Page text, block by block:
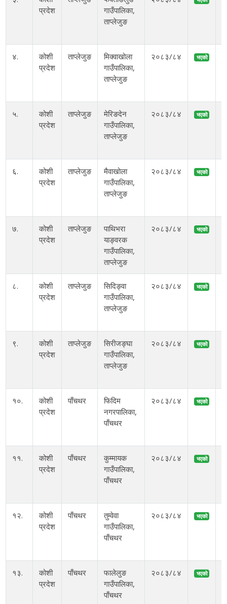
प्रदेश
गाउँपालिका,
ताप्लेजुङ
४.
कोशी
प्रदेश
ताप्लेजुङ
मिक्वाखोला
गाउँपालिका,
ताप्लेजुङ
२०८३/८४ भएको
५.
कोशी
प्रदेश
ताप्लेजुङ
मेरिङदेन
गाउँपालिका,
ताप्लेजुङ
२०८३/८४ भएको
६.
कोशी
प्रदेश
ताप्लेजुङ
मैवाखोला
गाउँपालिका,
ताप्लेजुङ
२०८३/८४ भएको
७.
कोशी
प्रदेश
ताप्लेजुङ
पाथिभरा
याङ्वरक
गाउँपालिका,
ताप्लेजुङ
२०८३/८४ भएको
८.
कोशी
प्रदेश
ताप्लेजुङ
सिदिङ्वा
गाउँपालिका,
ताप्लेजुङ
२०८३/८४ भएको
९.
कोशी
प्रदेश
ताप्लेजुङ
सिरीजङ्घा
गाउँपालिका,
ताप्लेजुङ
२०८३/८४ भएको
१०.
कोशी
प्रदेश
पाँचथर
फिदिम
नगरपालिका,
पाँचथर
२०८३/८४ भएको
११.
कोशी
प्रदेश
पाँचथर
कुम्मायक
गाउँपालिका,
पाँचथर
२०८३/८४ भएको
१२.
कोशी
प्रदेश
पाँचथर
तुम्वेवा
गाउँपालिका,
पाँचथर
२०८३/८४ भएको
१३.
कोशी
प्रदेश
पाँचथर
फालेलुङ
गाउँपालिका,
पाँचथर
२०८३/८४ भएको